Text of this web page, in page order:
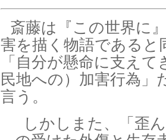
斎藤は『この世界に
害を描く物語であると
「自分が懸命に支え
民地への）加害行為
言う。
しかしまた、「歪